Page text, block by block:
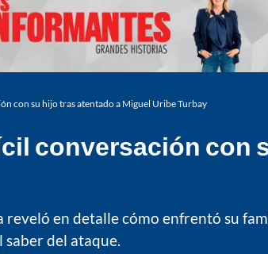
con su hijo tras atentado a Miguel Uribe Turbay
conversación con
en detalle cómo enfrentó su
saber del ataque.